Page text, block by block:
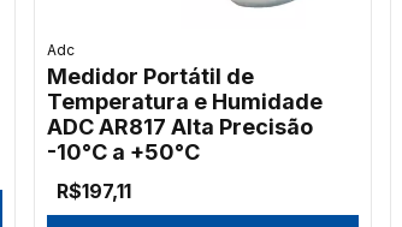
Adc
Medidor Portátil de
Temperatura e Humidade
ADC AR817 Alta Precisão
-10°C a +50°C
R$197,11